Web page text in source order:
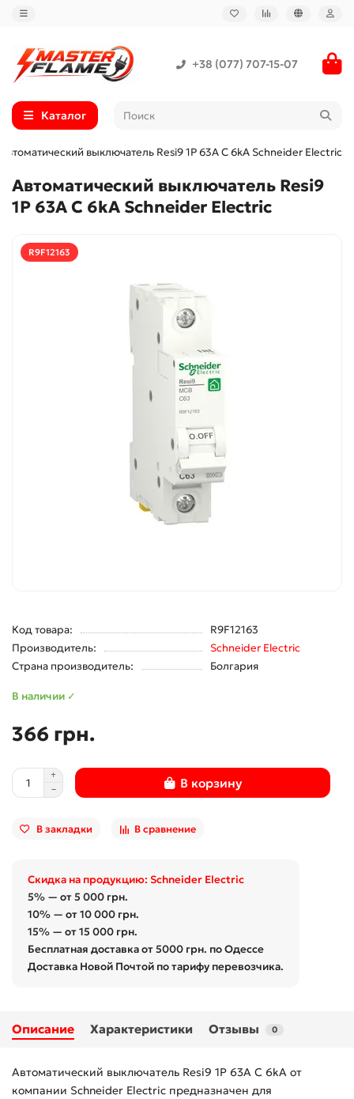
+38 (077) 707-15-07
Каталог
Автоматический выключатель Resi9 1P 63A C 6kA Schneider Electric
Автоматический выключатель Resi9
1P 63A C 6kA Schneider Electric
R9F12163
Код товара:
R9F12163
Производитель:
Schneider Electric
Страна производитель:
Болгария
В наличии ✓
366 грн.
В корзину
В закладки В сравнение
Скидка на продукцию: Schneider Electric
5% — от 5 000 грн.
10% — от 10 000 грн.
15% — от 15 000 грн.
Бесплатная доставка от 5000 грн. по Одессе
Доставка Новой Почтой по тарифу перевозчика.
Описание Характеристики Отзывы 0
Автоматический выключатель Resi9 1P 63A C 6kA от
компании Schneider Electric предназначен для